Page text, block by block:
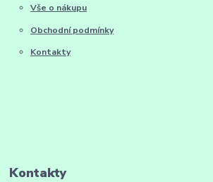
Vše o nákupu
Obchodní podmínky
Kontakty
Kontakty